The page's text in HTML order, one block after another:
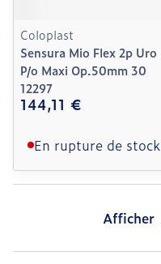
Coloplast
Sensura Mio Flex 2p Uro
P/o Maxi Op.50mm 30
12297
144,11 €
En rupture de stock
Afficher